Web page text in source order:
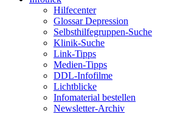
Hilfecenter
Glossar Depression
Selbsthilfegruppen-Suche
Klinik-Suche
Link-Tipps
Medien-Tipps
DDL-Infofilme
Lichtblicke
Infomaterial bestellen
Newsletter-Archiv